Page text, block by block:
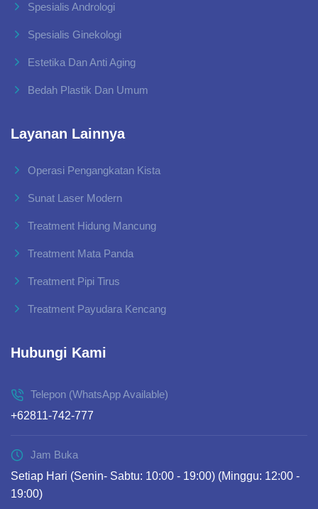
Spesialis Andrologi
Spesialis Ginekologi
Estetika Dan Anti Aging
Bedah Plastik Dan Umum
Layanan Lainnya
Operasi Pengangkatan Kista
Sunat Laser Modern
Treatment Hidung Mancung
Treatment Mata Panda
Treatment Pipi Tirus
Treatment Payudara Kencang
Hubungi Kami
Telepon (WhatsApp Available)
+62811-742-777
Jam Buka
Setiap Hari (Senin- Sabtu: 10:00 - 19:00) (Minggu: 12:00 -
19:00)